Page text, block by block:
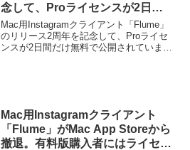
念して、Proライセンスが2日間
だけ無料に。
Mac用Instagramクライアント「Flume」
のリリース2周年を記念して、Proライセ
ンスが2日間だけ無料で公開されていま
Mac用Instagramクライアント
「Flume」がMac App Storeから
撤退。有料版購入者にはライセン